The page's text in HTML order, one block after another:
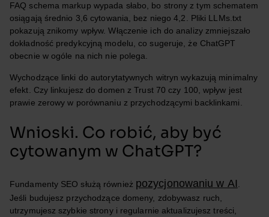
FAQ schema markup wypada słabo, bo strony z tym schematem
osiągają średnio 3,6 cytowania, bez niego 4,2. Pliki LLMs.txt
pokazują znikomy wpływ. Włączenie ich do analizy zmniejszało
dokładność predykcyjną modelu, co sugeruje, że ChatGPT
obecnie w ogóle na nich nie polega.
Wychodzące linki do autorytatywnych witryn wykazują minimalny
efekt. Czy linkujesz do domen z Trust 70 czy 100, wpływ jest
prawie zerowy w porównaniu z przychodzącymi backlinkami.
Wnioski. Co robić, aby być
cytowanym w ChatGPT?
Fundamenty SEO służą również pozycjonowaniu w AI
Jeśli budujesz przychodzące domeny, zdobywasz ruch,
utrzymujesz szybkie strony i regularnie aktualizujesz treści,